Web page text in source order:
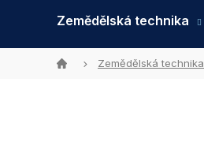
Zemědělská technika
DomůZemědělská technika